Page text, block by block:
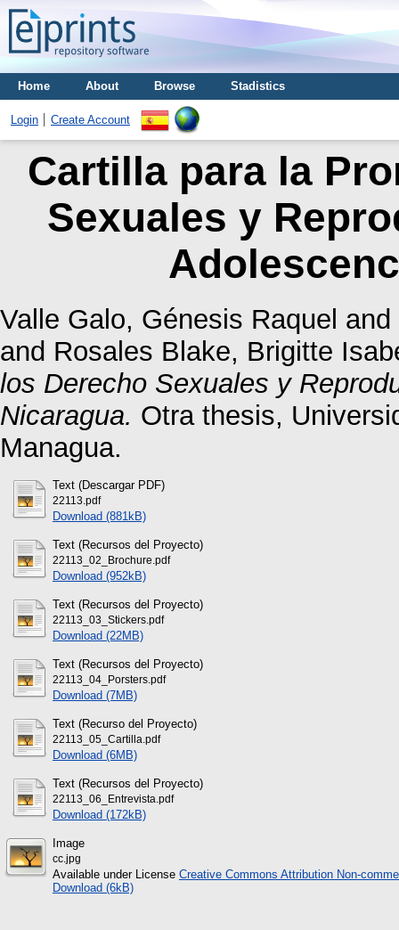
Home About Browse Stadistics
Login Create Account
Cartilla para la
Sexuales y
Valle Galo, Génesis Raquel and
and Rosales Blake, Brigitte
los Derecho Sexuales y
Nicaragua. Otra thesis,
Managua.
Text (Descargar PDF)
22113.pdf
Download (881kB)
Text (Recursos del Proyecto)
22113_02_Brochure.pdf
Download (952kB)
Text (Recursos del Proyecto)
22113_03_Stickers.pdf
Download (22MB)
Text (Recursos del Proyecto)
22113_04_Porsters.pdf
Download (7MB)
Text (Recurso del Proyecto)
22113_05_Cartilla.pdf
Download (6MB)
Text (Recursos del Proyecto)
22113_06_Entrevista.pdf
Download (172kB)
Image
cc.jpg
Available under License Creative Commons Attribution Non-
Download (6kB)